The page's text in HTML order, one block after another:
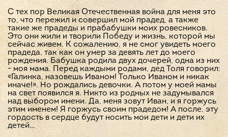
С тех пор Великая Отечественная война для меня это
то, что пережил и совершил мой прадед, а также
такие же прадеды и прабабушки моих ровесников.
Это они жили и творили Победу и жизнь, которой мы
сейчас живем. К сожалению, я не смог увидеть моего
прадеда, так как он умер за девять лет до моего
рождения. Бабушка родила двух дочерей, одна из них
- моя мама. Перед каждыми родами, дед Толя говорил:
«Галинка, назовешь Иваном! Только Иваном и никак
иначе!». Но рождались девочки. А потом у моей мамы
на свет появился я. Никто из родных не задумывался
над выбором имени. Да, меня зовут Иван, и я горжусь
этим именем! Я горжусь своим прадедом! А после, эту
гордость в сердце будут носить мои дети и дети их
детей…